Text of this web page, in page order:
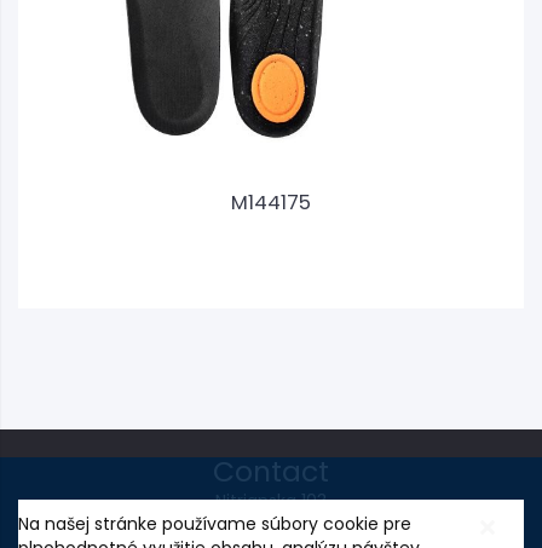
M144175
Contact
Nitrianska 103
95801 Partizánske, SLOVAKIA
Na našej stránke používame súbory cookie pre